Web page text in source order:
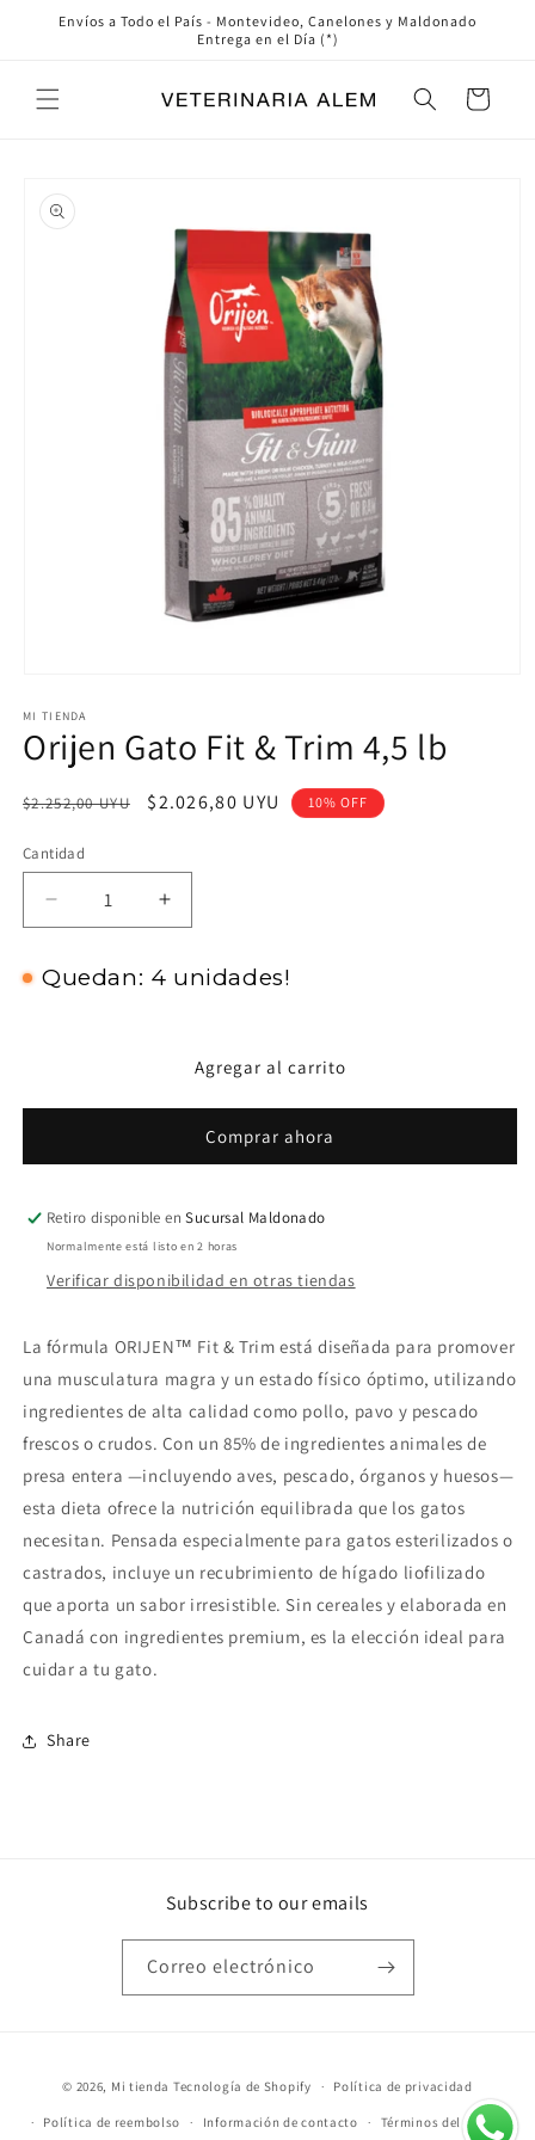
directamente
Envíos a Todo el País - Montevideo, Canelones y Maldonado
Entrega en el Día (*)
Carrito
a la
información
multimedia
1
en
modal
MI TIENDA
Orijen Gato Fit & Trim 4,5 lb
Precio
$2.252,00 UYU
Precio
$2.026,80 UYU 10% OFF
Cantidad
Reducir
cantidad
Orijen
4,5
Aumentar
cantidad
Orijen
&amp;
4,5
Quedan: 4 unidades!
Agregar al carrito
Comprar ahora
Retiro disponible enSucursal Maldonado
Normalmente está listo en 2 horas
Verificar disponibilidad en otras tiendas
La fórmula ORIJEN™ Fit & Trim está diseñada para promover
una musculatura magra y un estado físico óptimo, utilizando
ingredientes de alta calidad como pollo, pavo y pescado
frescos o crudos. Con un 85% de ingredientes animales de
presa entera —incluyendo aves, pescado, órganos y huesos—
esta dieta ofrece la nutrición equilibrada que los gatos
necesitan. Pensada especialmente para gatos esterilizados o
castrados, incluye un recubrimiento de hígado liofilizado
que aporta un sabor irresistible. Sin cereales y elaborada en
Canadá con ingredientes premium, es la elección ideal para
cuidar a tu gato.
Share
Subscribe to our emails
Correo electrónico
de
pago
© 2026, Mi tienda Tecnología de Shopify Política de privacidad
Política de reembolso Información de contacto Términos del servicio